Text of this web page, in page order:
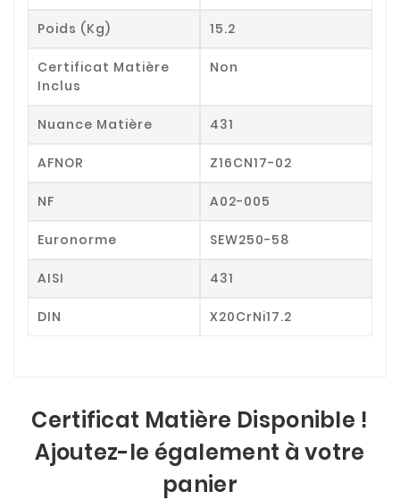
Poids (kg) 15.2
Certificat Matière
Inclus
Non
Nuance Matière 431
AFNOR Z16CN17-02
NF A02-005
Euronorme SEW250-58
AISI 431
DIN X20CrNi17.2
Certificat Matière Disponible !
Ajoutez-le également à votre
panier